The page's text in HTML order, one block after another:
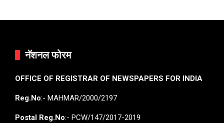
नॅशनल फोरम
OFFICE OF REGISTRAR OF NEWSPAPERS FOR INDIA
Reg.No:- MAHMAR/2000/2197
Postal Reg.No:- PCW/147/2017-2019